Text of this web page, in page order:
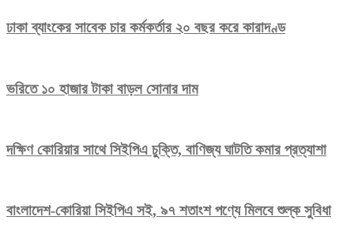
ঢাকা ব্যাংকের সাবেক চার কর্মকর্তার ২০ বছর করে কারাদণ্ড
ভরিতে ১০ হাজার টাকা বাড়ল সোনার দাম
দক্ষিণ কোরিয়ার সাথে সিইপিএ চুক্তি, বাণিজ্য ঘাটতি কমার প্রত্যাশা
বাংলাদেশ-কোরিয়া সিইপিএ সই, ৯৭ শতাংশ পণ্যে মিলবে শুল্ক সুবিধা